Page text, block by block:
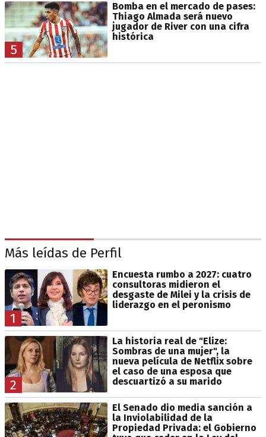
5
Bomba en el mercado de pases:
Thiago Almada será nuevo
jugador de River con una cifra
histórica
Más leídas de Perfil
1
Encuesta rumbo a 2027: cuatro
consultoras midieron el
desgaste de Milei y la crisis de
liderazgo en el peronismo
2
La historia real de "Elize:
Sombras de una mujer", la
nueva película de Netflix sobre
el caso de una esposa que
descuartizó a su marido
El Senado dio media sanción a
la Inviolabilidad de la
Propiedad Privada: el Gobierno